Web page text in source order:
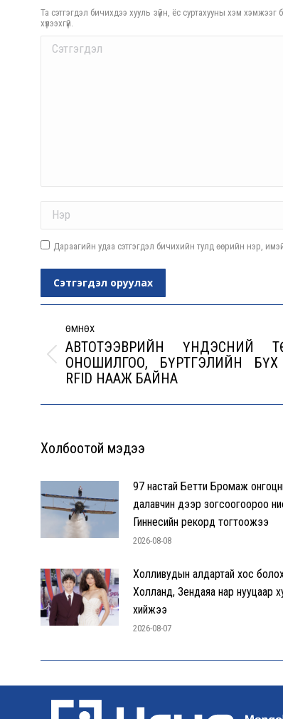
Та сэтгэгдэл бичихдээ хууль зүйн, ёс суртахууны хэм
хүлээхгүй.
Comment
Дараагийн удаа сэтгэгдэл бичихийн тулд өөрийн нэр,
Сэтгэгдэл оруулах
navigation
ӨМНӨХ
Previous
post:
АВТОТЭЭВРИЙН ҮНДЭСНИЙ
ОНОШИЛГОО, БҮРТГЭЛИЙН
RFID НААЖ БАЙНА
Холбоотой мэдээ
97 настай Бетти Бромаж
далавчин дээр зогсоогоороо
Гиннесийн рекорд тогтоожээ
2026-08-08
Холливудын алдартай хос
Холланд, Зендаяа нар нууцаар
хийжээ
2026-08-07